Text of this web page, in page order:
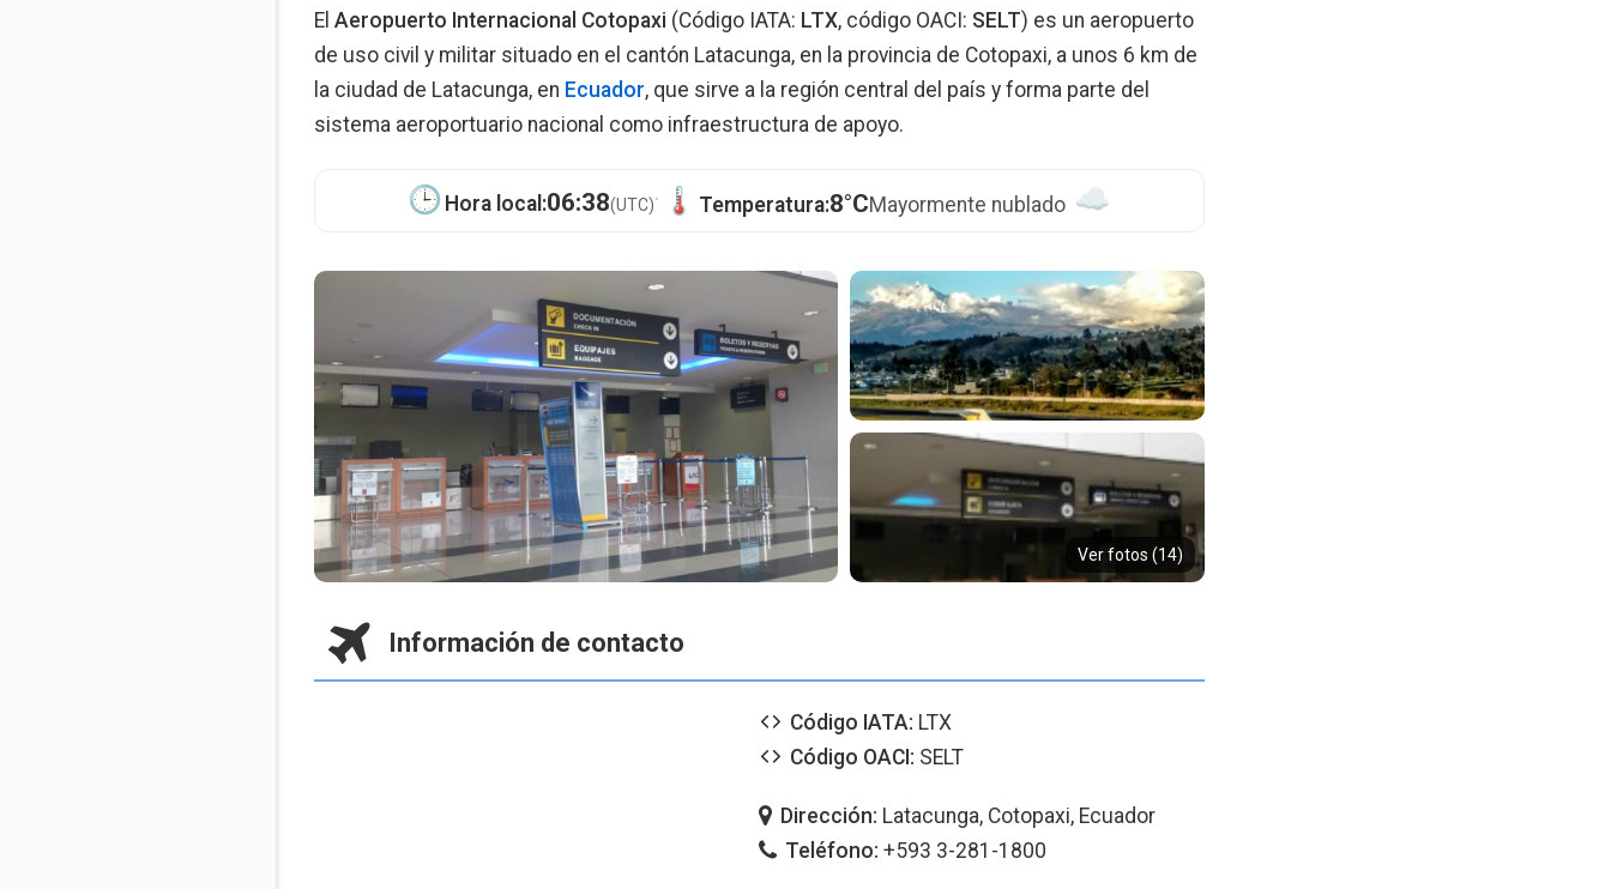
El Aeropuerto Internacional Cotopaxi (Código IATA: LTX, código OACI: SELT) es un aeropuerto
de uso civil y militar situado en el cantón Latacunga, en la provincia de Cotopaxi, a unos 6 km de
la ciudad de Latacunga, en Ecuador, que sirve a la región central del país y forma parte del
sistema aeroportuario nacional como infraestructura de apoyo.
Hora local:06:38(UTC)· Temperatura:8°CMayormente nublado
Ver fotos (14)
Información de contacto
Código IATA: LTX
Código OACI: SELT
Dirección: Latacunga, Cotopaxi, Ecuador
Teléfono: +593 3-281-1800